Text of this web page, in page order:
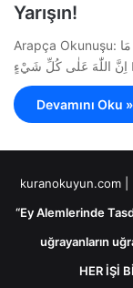
Yarışın!
Arapça Okunuşu: وَلِكُلٍّ وِجْهَةٌ هُوَ مُوَلّ۪يهَا فَاسْتَبِقُوا الْخَيْرَاتِۜ اَيْنَ مَا
Devamını Oku »
kuranokuyun.com |
“Ey Alemlerinde
uğrayanların
HER İŞİ